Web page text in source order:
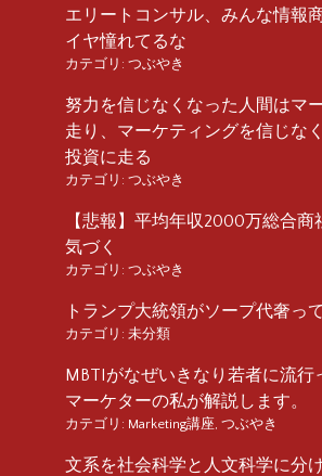
エリートコンサル、みんな情報
イヤ憧れてるな
カテゴリ: つぶやき
努力を信じなくなった人間はマ
走り、マーケティングを信じな
投資に走る
カテゴリ: つぶやき
【悲報】平均年収2000万総合商
気づく
カテゴリ: つぶやき
トランプ大統領がソープ代奢っ
カテゴリ: 未分類
MBTIがなぜいきなり若者に流行
マーケターの私が解説します。
カテゴリ: Marketing講座 つぶやき
文系を社会科学と人文科学に分